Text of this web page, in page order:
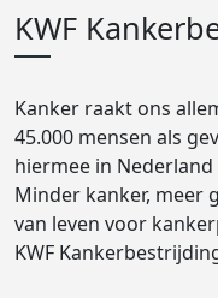
KWF
Kanker raakt ons
45.000 mensen als
hiermee in
Minder kanker, meer
van leven voor
KWF